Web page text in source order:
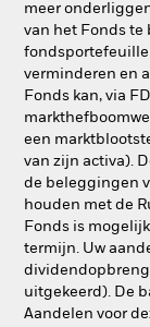
meer
van het Fonds te
fondsportefeuille
verminderen en
Fonds kan, via
een
van zijn activa).
de beleggingen
houden met de
Fonds is
termijn. Uw
uitgekeerd). De
Aandelen voor